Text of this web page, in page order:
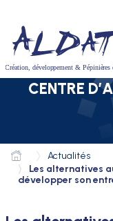
CENTRE
Actualités
Les alternatives
développer son